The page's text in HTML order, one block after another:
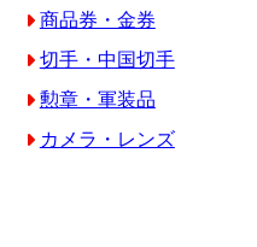
商品券・金券
切手・中国切手
勲章・軍装品
カメラ・レンズ